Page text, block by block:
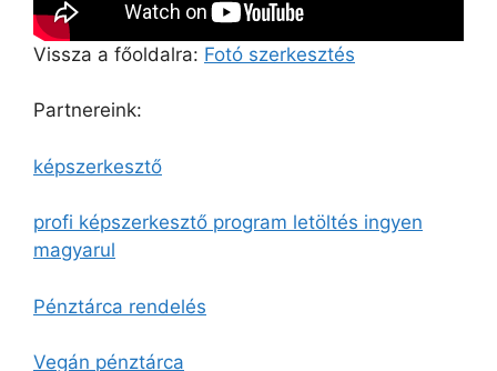
Vissza a főoldalra: Fotó szerkesztés
Partnereink:
képszerkesztő
profi képszerkesztő program letöltés ingyen
magyarul
Pénztárca rendelés
Vegán pénztárca